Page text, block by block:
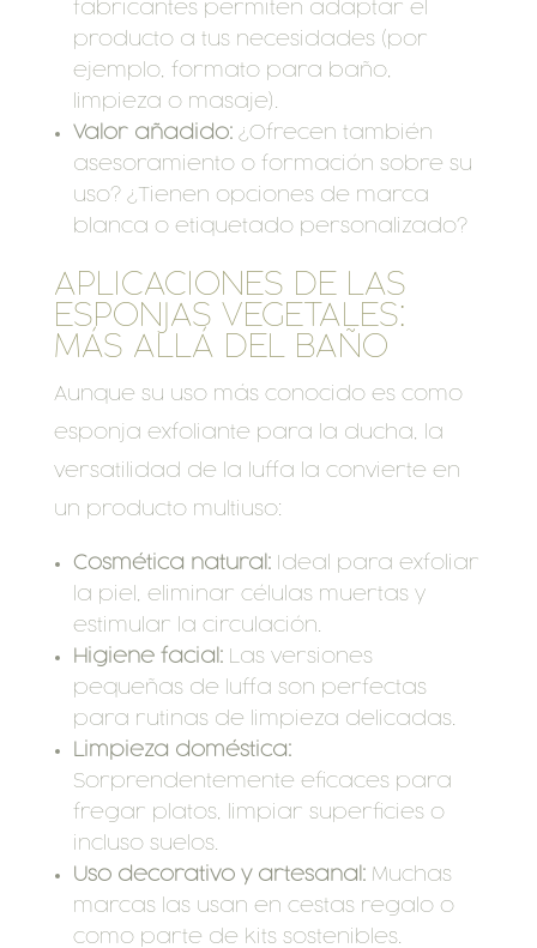
fabricantes permiten adaptar el
producto a tus necesidades (por
ejemplo, formato para baño,
limpieza o masaje).
Valor añadido:¿Ofrecen también
asesoramiento o formación sobre su
uso? ¿Tienen opciones de marca
blanca o etiquetado personalizado?
APLICACIONES DE LAS
ESPONJAS VEGETALES:
MÁS ALLÁ DEL BAÑO
Aunque su uso más conocido es como
esponja exfoliante para la ducha, la
versatilidad de la luffa la convierte en
un producto multiuso:
Cosmética natural:Ideal para exfoliar
la piel, eliminar células muertas y
estimular la circulación.
Higiene facial:Las versiones
pequeñas de luffa son perfectas
para rutinas de limpieza delicadas.
Limpieza doméstica:
Sorprendentemente eficaces para
fregar platos, limpiar superficies o
incluso suelos.
Uso decorativo y artesanal:Muchas
marcas las usan en cestas regalo o
como parte de kits sostenibles.